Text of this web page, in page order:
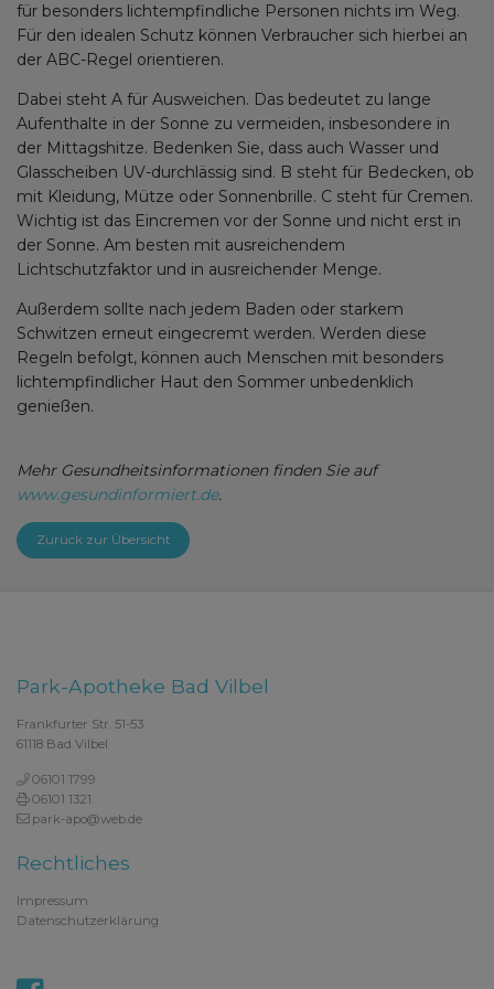
Zurück zur Übersicht
für besonders lichtempfindliche Personen nichts im Weg.
Für den idealen Schutz können Verbraucher sich hierbei an
der ABC-Regel orientieren.
Dabei steht A für Ausweichen. Das bedeutet zu lange
Aufenthalte in der Sonne zu vermeiden, insbesondere in
der Mittagshitze. Bedenken Sie, dass auch Wasser und
Glasscheiben UV-durchlässig sind. B steht für Bedecken, ob
mit Kleidung, Mütze oder Sonnenbrille. C steht für Cremen.
Wichtig ist das Eincremen vor der Sonne und nicht erst in
der Sonne. Am besten mit ausreichendem
Lichtschutzfaktor und in ausreichender Menge.
Außerdem sollte nach jedem Baden oder starkem
Schwitzen erneut eingecremt werden. Werden diese
Regeln befolgt, können auch Menschen mit besonders
lichtempfindlicher Haut den Sommer unbedenklich
genießen.
Mehr Gesundheitsinformationen finden Sie auf
www.gesundinformiert.de.
Park-Apotheke Bad Vilbel
Frankfurter Str. 51-53
61118 Bad Vilbel
06101 1799
06101 1321
park-apo@web.de
Rechtliches
Impressum
Datenschutzerklärung